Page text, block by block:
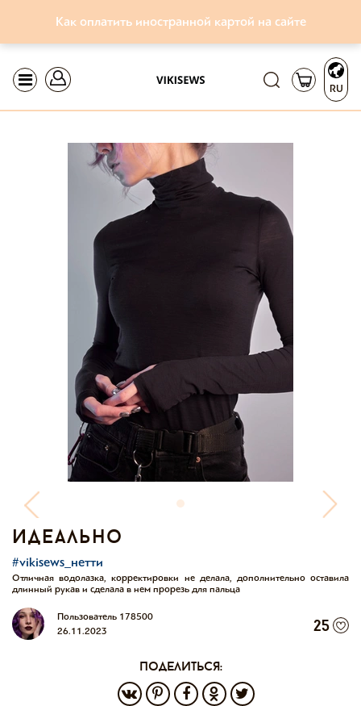
Как оплатить иностранной картой на сайте
RU
идеально
#vikisews_нетти
Отличная водолазка, корректировки не делала, дополнительно оставила
длинный рукав и сделала в нем прорезь для пальца
Пользователь 178500
26.11.2023
25
поделиться: